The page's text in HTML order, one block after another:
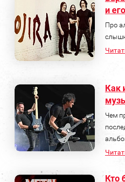
и
Про
Как
Чем
Кто